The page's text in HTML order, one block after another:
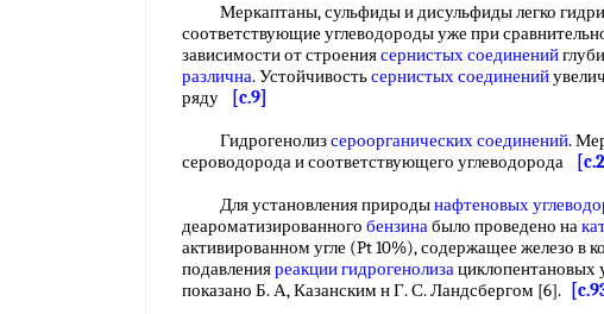
Меркаптаны, сульфиды и дисульфиды легко
соответствующие углеводороды уже при
зависимости от строениясернистых соединений
различна. Устойчивостьсернистых соединений
ряду
[c.9]
Гидрогенолизсероорганических соединений.
сероводорода и соответствующего углеводорода
Для установления природынафтеновых
деароматизированного бензинабыло проведено на
активированном угле (Pt 10%), содержащее железо в
подавленияреакции гидрогенолизациклопентановых
показано Б. А, Казанским н Г. С. Ландсбергом [6].